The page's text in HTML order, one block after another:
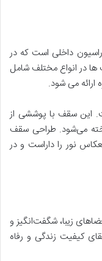
داخلی است که در
در انواع مختلف شامل
می شود.
این سقف با پوششی از
می‌شود. طراحی سقف
نور را داراست و در
زیبا، شگفت‌انگیز و
کیفیت زندگی و رفاه